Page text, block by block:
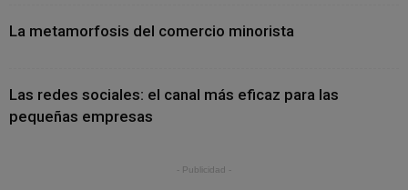
La metamorfosis del comercio minorista
Las redes sociales: el canal más eficaz para las
pequeñas empresas
- Publicidad -